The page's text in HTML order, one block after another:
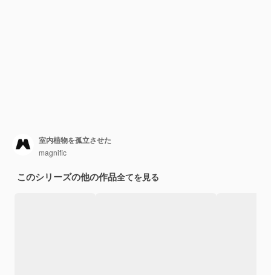
室内植物を孤立させた
magnific
このシリーズの他の作品全てを見る